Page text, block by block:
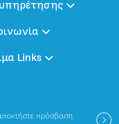
Links
πρόσβαση